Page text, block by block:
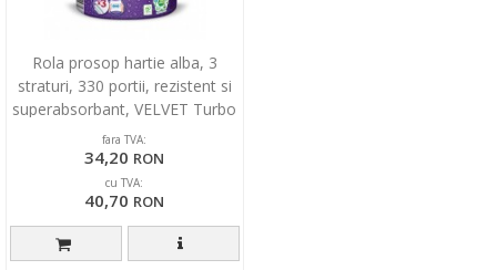
Rola prosop hartie alba, 3
straturi, 330 portii, rezistent si
superabsorbant, VELVET Turbo
fara TVA:
34,20 RON
cu TVA:
40,70 RON